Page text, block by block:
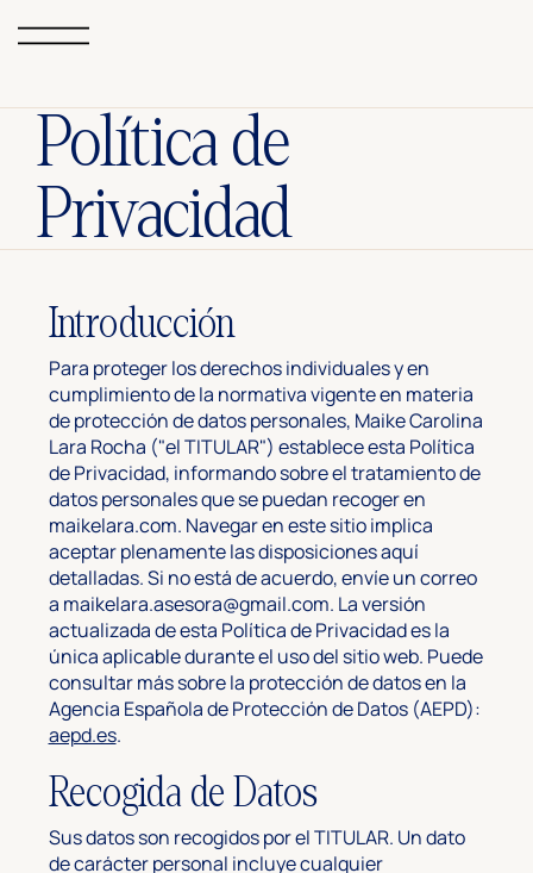
Política de
Privacidad
Introducción
Para proteger los derechos individuales y en
cumplimiento de la normativa vigente en materia
de protección de datos personales, Maike Carolina
Lara Rocha ("el TITULAR") establece esta Política
de Privacidad, informando sobre el tratamiento de
datos personales que se puedan recoger en
maikelara.com. Navegar en este sitio implica
aceptar plenamente las disposiciones aquí
detalladas. Si no está de acuerdo, envíe un correo
a maikelara.asesora@gmail.com. La versión
actualizada de esta Política de Privacidad es la
única aplicable durante el uso del sitio web. Puede
consultar más sobre la protección de datos en la
Agencia Española de Protección de Datos (AEPD):
aepd.es.
Recogida de Datos
Sus datos son recogidos por el TITULAR. Un dato
de carácter personal incluye cualquier